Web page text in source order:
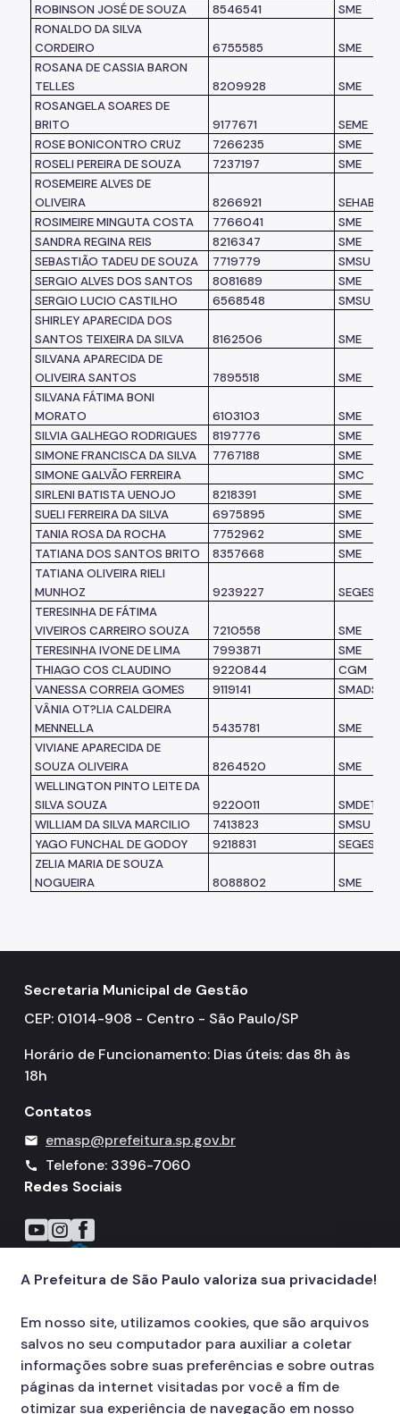
ROBINSON JOSÉ DE SOUZA
8546541
SME
RONALDO DA SILVA
CORDEIRO
6755585
SME
ROSANA DE CASSIA BARON
TELLES
8209928
SME
ROSANGELA SOARES DE
BRITO
9177671
SEME
ROSE BONICONTRO CRUZ
7266235
SME
ROSELI PEREIRA DE SOUZA
7237197
SME
ROSEMEIRE ALVES DE
OLIVEIRA
8266921
SEHAB
ROSIMEIRE MINGUTA COSTA
7766041
SME
SANDRA REGINA REIS
8216347
SME
SEBASTIÃO TADEU DE SOUZA
7719779
SMSU
SERGIO ALVES DOS SANTOS
8081689
SME
SERGIO LUCIO CASTILHO
6568548
SMSU
SHIRLEY APARECIDA DOS
SANTOS TEIXEIRA DA SILVA
8162506
SME
SILVANA APARECIDA DE
OLIVEIRA SANTOS
7895518
SME
SILVANA FÁTIMA BONI
MORATO
6103103
SME
SILVIA GALHEGO RODRIGUES
8197776
SME
SIMONE FRANCISCA DA SILVA
7767188
SME
SIMONE GALVÃO FERREIRA
SMC
SIRLENI BATISTA UENOJO
8218391
SME
SUELI FERREIRA DA SILVA
6975895
SME
TANIA ROSA DA ROCHA
7752962
SME
TATIANA DOS SANTOS BRITO
8357668
SME
TATIANA OLIVEIRA RIELI
MUNHOZ
9239227
SEGES
TERESINHA DE FÁTIMA
VIVEIROS CARREIRO SOUZA
7210558
SME
TERESINHA IVONE DE LIMA
7993871
SME
THIAGO COS CLAUDINO
9220844
CGM
VANESSA CORREIA GOMES
9119141
SMADS
VÂNIA OT?LIA CALDEIRA
MENNELLA
5435781
SME
VIVIANE APARECIDA DE
SOUZA OLIVEIRA
8264520
SME
WELLINGTON PINTO LEITE DA
SILVA SOUZA
9220011
SMDET
WILLIAM DA SILVA MARCILIO
7413823
SMSU
YAGO FUNCHAL DE GODOY
9218831
SEGES
ZELIA MARIA DE SOUZA
NOGUEIRA
8088802 SME
Secretaria Municipal de Gestão
CEP: 01014-908 - Centro - São Paulo/SP
Horário de Funcionamento: Dias úteis: das 8h às
18h
Contatos
mail emasp@prefeitura.sp.gov.br
call
Telefone: 3396-7060
Redes Sociais
Icone do YouTube
Icone do Instagram
Icone do Facebook
A Prefeitura de São Paulo valoriza sua privacidade!
Em nosso site, utilizamos cookies, que são arquivos
salvos no seu computador para auxiliar a coletar
informações sobre suas preferências e sobre outras
páginas da internet visitadas por você a fim de
otimizar sua experiência de navegação em nosso